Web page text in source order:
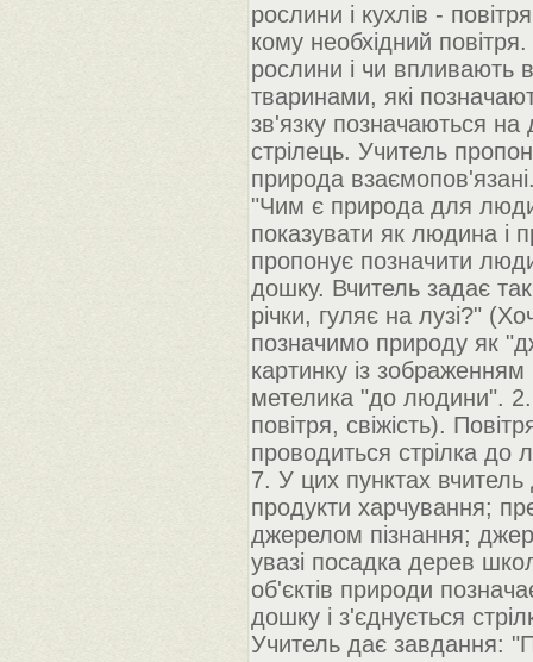
рослини і кухлів -
кому необхідний
рослини і чи впливають
тваринами, які
зв'язку позначаються
стрілець. Учитель
природа
"Чим є природа для
показувати як людина і
пропонує позначити
дошку. Вчитель задає
річки, гуляє на лузі?"
позначимо природу як
картинку із
метелика "до людини".
повітря, свіжість).
проводиться стрілка до
7. У цих пунктах
продукти харчування;
джерелом пізнання;
увазі посадка дерев
об'єктів природи
дошку і з'єднується
Учитель дає завдання: